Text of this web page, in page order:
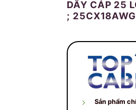
DÂY CÁP 25
;
Sản phẩm